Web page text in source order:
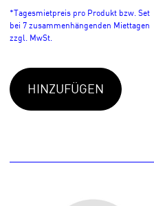
*Tagesmietpreis pro Produkt bzw. Set
bei 7 zusammenhängenden Miettagen
zzgl. MwSt.
HINZUFÜGEN